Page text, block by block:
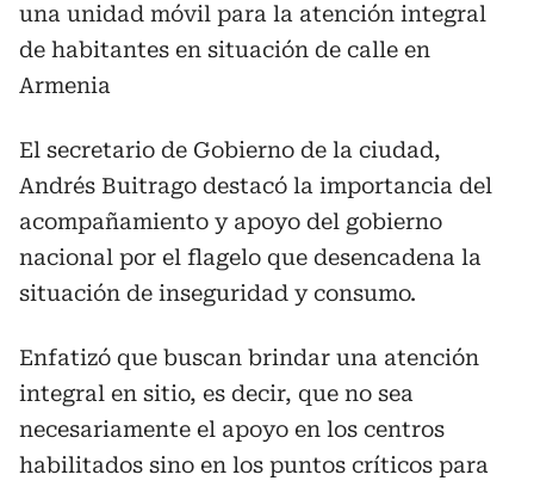
una unidad móvil para la atención integral
de habitantes en situación de calle en
Armenia
El secretario de Gobierno de la ciudad,
Andrés Buitrago destacó la importancia del
acompañamiento y apoyo del gobierno
nacional por el flagelo que desencadena la
situación de inseguridad y consumo.
Enfatizó que buscan brindar una atención
integral en sitio, es decir, que no sea
necesariamente el apoyo en los centros
habilitados sino en los puntos críticos para